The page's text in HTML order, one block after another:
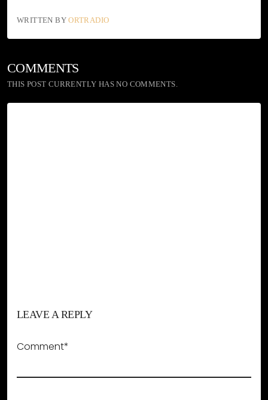
WRITTEN BYORTRADIO
COMMENTS
THIS POST CURRENTLY HAS NO COMMENTS.
LEAVE A REPLY
Comment*